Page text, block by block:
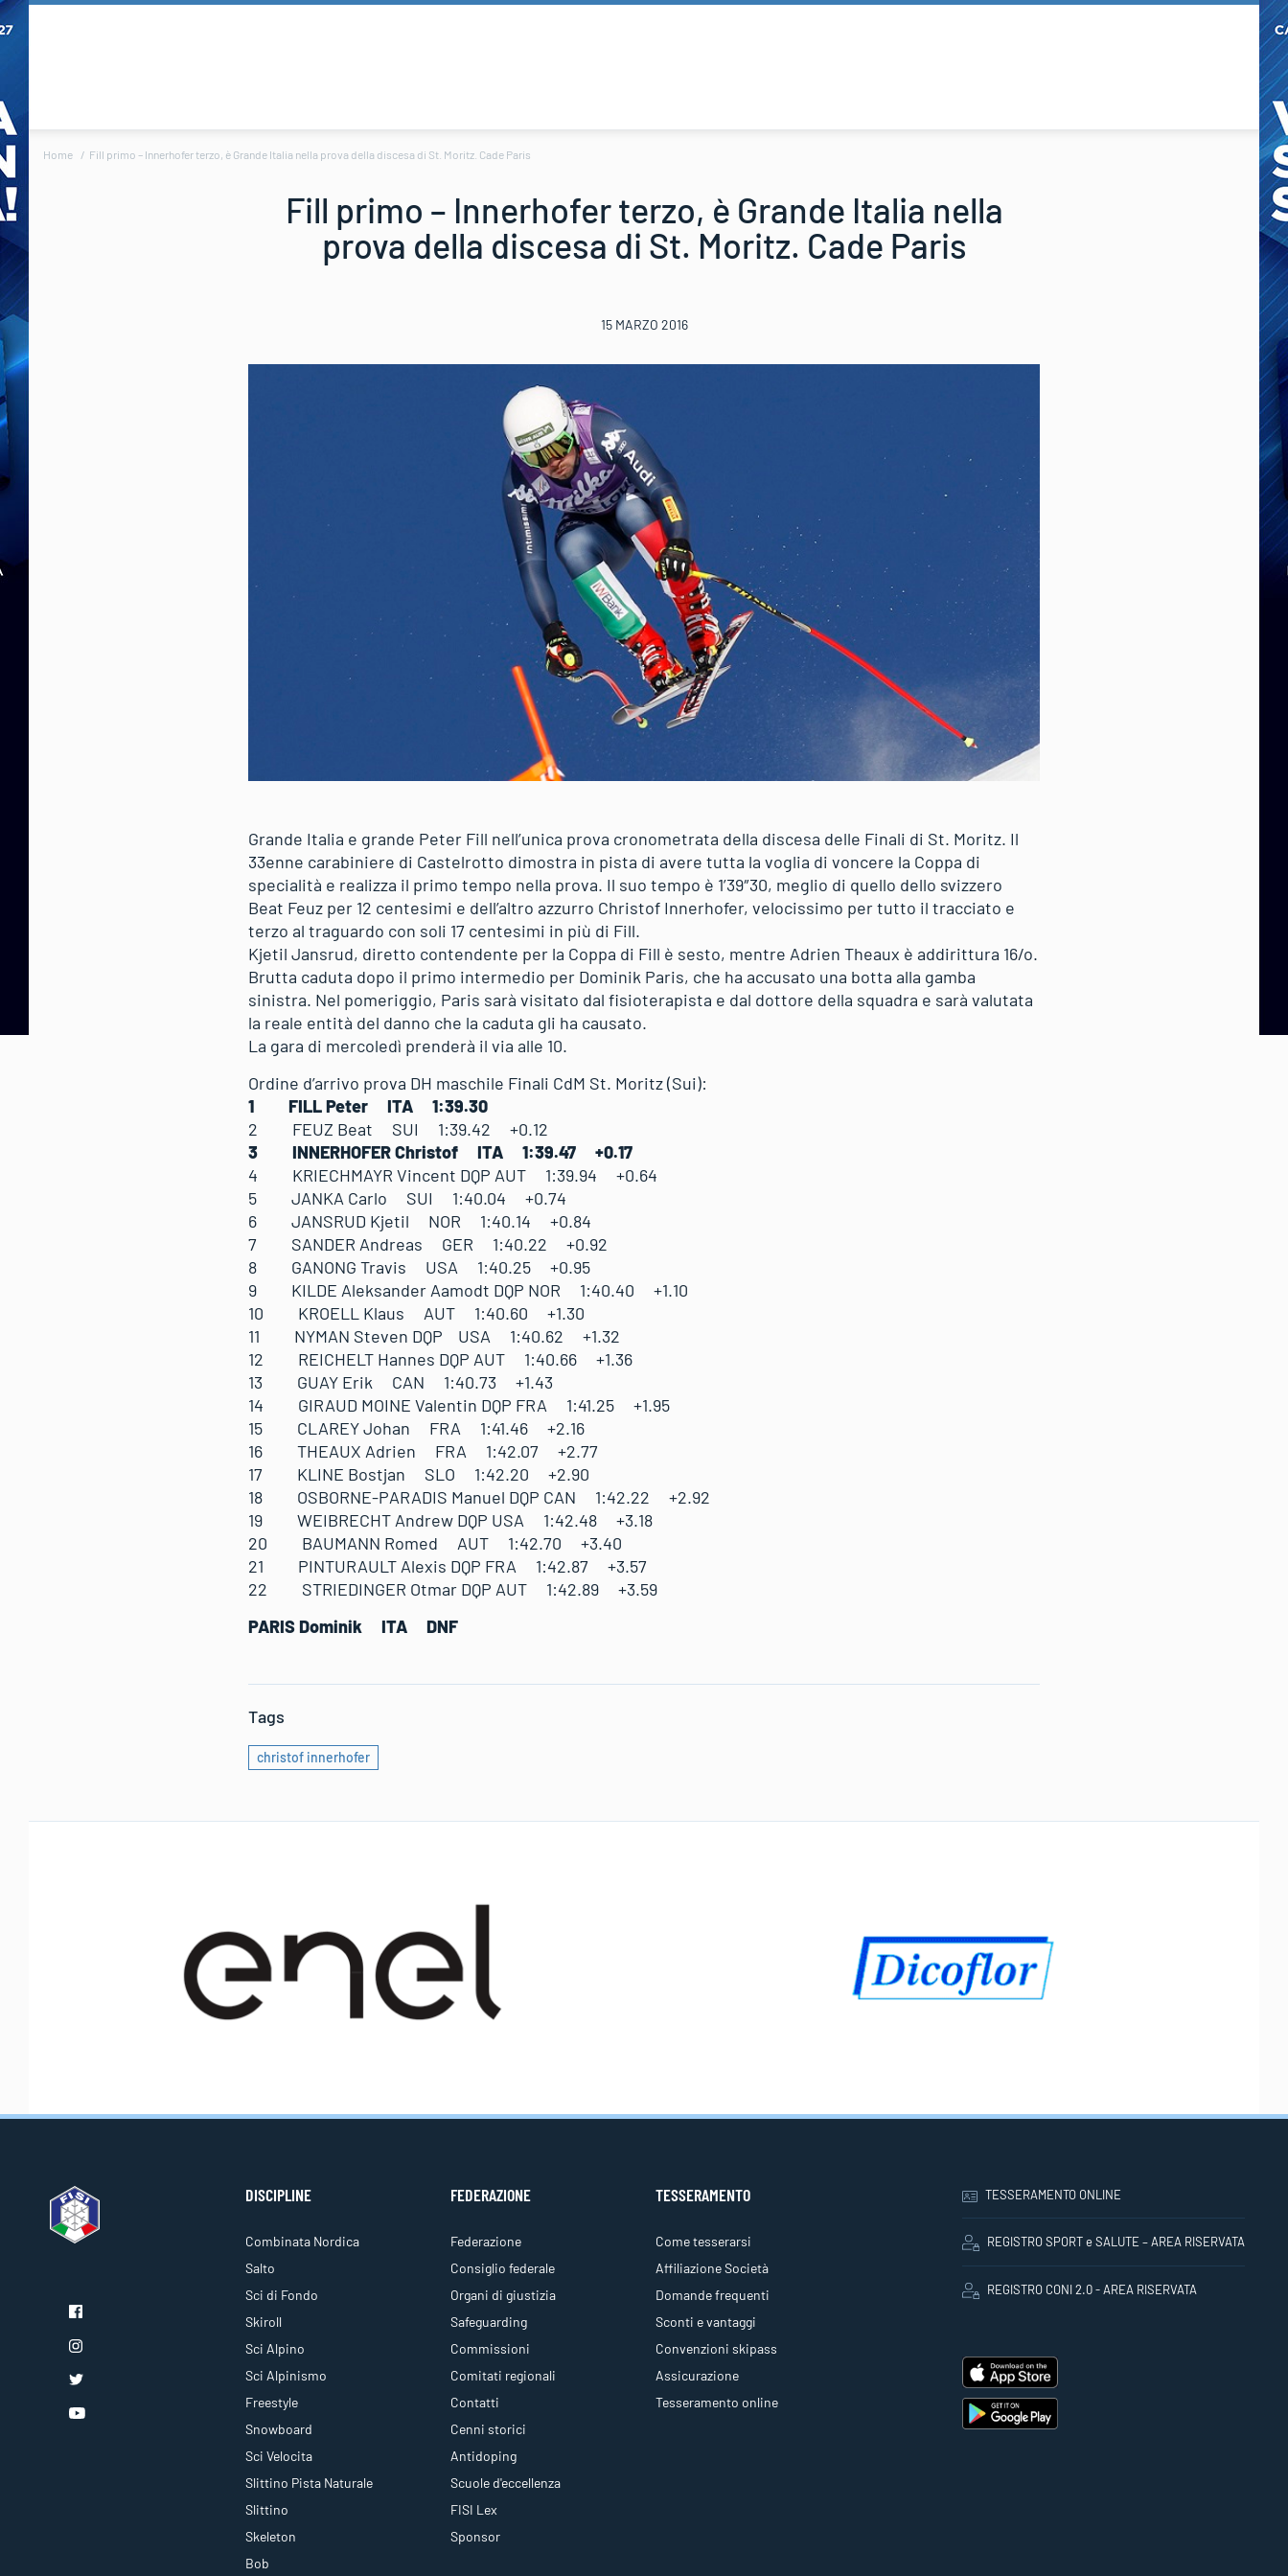
Home Fill primo – Innerhofer terzo, è Grande Italia nella prova della discesa di St. Moritz. Cade Paris
Fill primo – Innerhofer terzo, è Grande Italia nella
prova della discesa di St. Moritz. Cade Paris
15 MARZO 2016
Grande Italia e grande Peter Fill nell’unica prova cronometrata della discesa delle Finali di St. Moritz. Il
33enne carabiniere di Castelrotto dimostra in pista di avere tutta la voglia di voncere la Coppa di
specialità e realizza il primo tempo nella prova. Il suo tempo è 1’39″30, meglio di quello dello svizzero
Beat Feuz per 12 centesimi e dell’altro azzurro Christof Innerhofer, velocissimo per tutto il tracciato e
terzo al traguardo con soli 17 centesimi in più di Fill.
Kjetil Jansrud, diretto contendente per la Coppa di Fill è sesto, mentre Adrien Theaux è addirittura 16/o.
Brutta caduta dopo il primo intermedio per Dominik Paris, che ha accusato una botta alla gamba
sinistra. Nel pomeriggio, Paris sarà visitato dal fisioterapista e dal dottore della squadra e sarà valutata
la reale entità del danno che la caduta gli ha causato.
La gara di mercoledì prenderà il via alle 10.
Ordine d’arrivo prova DH maschile Finali CdM St. Moritz (Sui):
1 FILL Peter ITA 1:39.30
2 FEUZ Beat SUI 1:39.42 +0.12
3 INNERHOFER Christof ITA 1:39.47 +0.17
4 KRIECHMAYR Vincent DQP AUT 1:39.94 +0.64
5 JANKA Carlo SUI 1:40.04 +0.74
6 JANSRUD Kjetil NOR 1:40.14 +0.84
7 SANDER Andreas GER 1:40.22 +0.92
8 GANONG Travis USA 1:40.25 +0.95
9 KILDE Aleksander Aamodt DQP NOR 1:40.40 +1.10
10 KROELL Klaus AUT 1:40.60 +1.30
11 NYMAN Steven DQP USA 1:40.62 +1.32
12 REICHELT Hannes DQP AUT 1:40.66 +1.36
13 GUAY Erik CAN 1:40.73 +1.43
14 GIRAUD MOINE Valentin DQP FRA 1:41.25 +1.95
15 CLAREY Johan FRA 1:41.46 +2.16
16 THEAUX Adrien FRA 1:42.07 +2.77
17 KLINE Bostjan SLO 1:42.20 +2.90
18 OSBORNE-PARADIS Manuel DQP CAN 1:42.22 +2.92
19 WEIBRECHT Andrew DQP USA 1:42.48 +3.18
20 BAUMANN Romed AUT 1:42.70 +3.40
21 PINTURAULT Alexis DQP FRA 1:42.87 +3.57
22 STRIEDINGER Otmar DQP AUT 1:42.89 +3.59
PARIS Dominik ITA DNF
Tags
christof innerhofer
DISCIPLINE
Combinata Nordica
Salto
Sci di Fondo
Skiroll
Sci Alpino
Sci Alpinismo
Freestyle
Snowboard
Sci Velocita
Slittino Pista Naturale
Slittino
Skeleton
Bob
FEDERAZIONE
Federazione
Consiglio federale
Organi di giustizia
Safeguarding
Commissioni
Comitati regionali
Contatti
Cenni storici
Antidoping
Scuole d'eccellenza
FISI Lex
Sponsor
TESSERAMENTO
Come tesserarsi
Affiliazione Società
Domande frequenti
Sconti e vantaggi
Convenzioni skipass
Assicurazione
Tesseramento online
TESSERAMENTO ONLINE
REGISTRO SPORT e SALUTE – AREA RISERVATA
REGISTRO CONI 2.0 - AREA RISERVATA